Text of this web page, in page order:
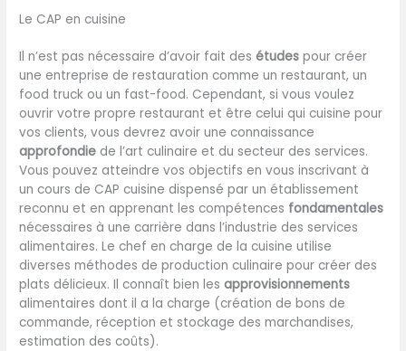
Le CAP en cuisine
Il n’est pas nécessaire d’avoir fait desétudespour créer
une entreprise de restauration comme un restaurant, un
food truck ou un fast-food. Cependant, si vous voulez
ouvrir votre propre restaurant et être celui qui cuisine pour
vos clients, vous devrez avoir une connaissance
approfondie de l’art culinaire et du secteur des services.
Vous pouvez atteindre vos objectifs en vous inscrivant à
un cours de CAP cuisine dispensé par un établissement
reconnu et en apprenant les compétences fondamentales
nécessaires à une carrière dans l’industrie des services
alimentaires. Le chef en charge de la cuisine utilise
diverses méthodes de production culinaire pour créer des
plats délicieux. Il connaît bien lesapprovisionnements
alimentaires dont il a la charge (création de bons de
commande, réception et stockage des marchandises,
estimation des coûts).